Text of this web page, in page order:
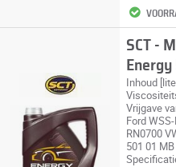
SCT -
Inhoud
Vrijgave
Ford
RN0700
501 01